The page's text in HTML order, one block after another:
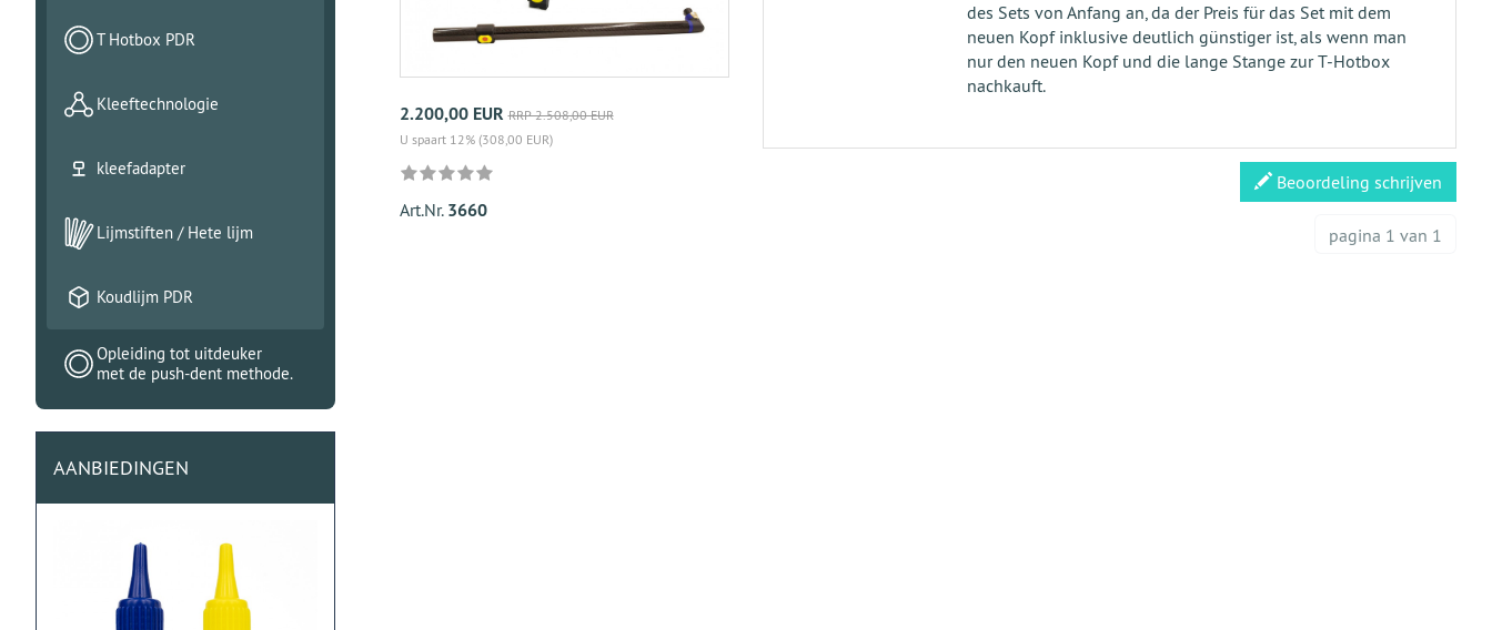
2.200,00 EUR RRP 2.508,00 EUR
U spaart 12% (308,00 EUR)
Art.Nr. 3660
des Sets von Anfang an, da der Preis für das Set mit dem
neuen Kopf inklusive deutlich günstiger ist, als wenn man
nur den neuen Kopf und die lange Stange zur T-Hotbox
nachkauft.
Beoordeling schrijven
pagina 1 van 1
T Hotbox PDR
Kleeftechnologie
kleefadapter
Lijmstiften / Hete lijm
Koudlijm PDR
Opleiding tot uitdeuker
met de push-dent methode.
AANBIEDINGEN